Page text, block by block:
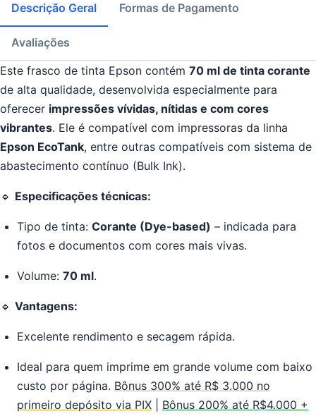
Descrição Geral Formas de Pagamento
Avaliações
Este frasco de tinta Epson contém 70 ml de tinta corante
de alta qualidade, desenvolvida especialmente para
oferecer impressões vívidas, nítidas e com cores
vibrantes. Ele é compatível com impressoras da linha
Epson EcoTank, entre outras compatíveis com sistema de
abastecimento contínuo (Bulk Ink).
🔹 Especificações técnicas:
Tipo de tinta: Corante (Dye-based) – indicada para
fotos e documentos com cores mais vivas.
Volume: 70 ml.
🔹 Vantagens:
Excelente rendimento e secagem rápida.
Ideal para quem imprime em grande volume com baixo
custo por página. Bônus 300% até R$ 3.000 no
primeiro depósito via PIX
Bônus 200% até R$4.000 +